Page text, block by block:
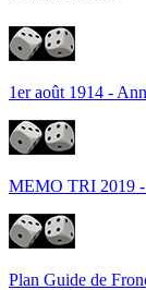
1er août 1914 -
MEMO TRI 2019
Plan Guide de